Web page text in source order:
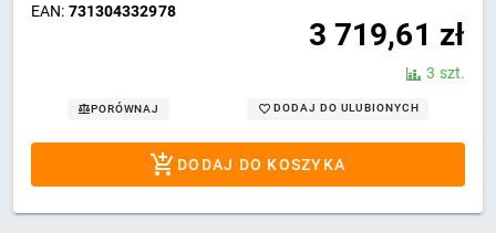
EAN: 731304332978
3 719,61 zł
3 szt.
PORÓWNAJ DODAJ DO ULUBIONYCH
DODAJ DO KOSZYKA